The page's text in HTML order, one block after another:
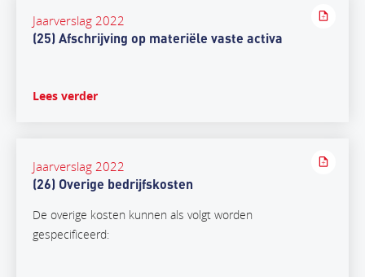
Jaarverslag 2022
(25) Afschrijving op materiële vaste activa
Lees verder
Jaarverslag 2022
(26) Overige bedrijfskosten
De overige kosten kunnen als volgt worden
gespecificeerd: